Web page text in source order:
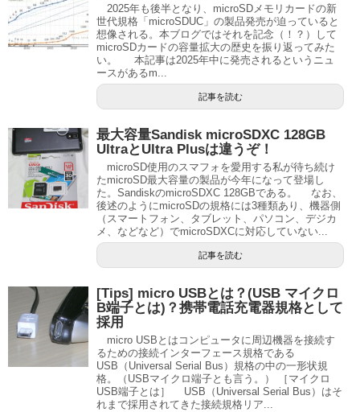
2025年も後半となり、microSDメモリカードの新
世代規格「microSDUC」の製品発売が迫っていると
想像される。本ブログではそれを記念（！？）して
microSDカードの容量拡大の歴史を振り返ってみた
い。 本記事は2025年中に発売されるというニュ
ースがあるm...
記事を読む
最大容量Sandisk microSDXC 128GB
UltraとUltra Plusは違うぞ！
microSD使用のスマフォを愛用する私が待ち続け
たmicroSD最大容量の製品が今年になって登場し
た。SandiskのmicroSDXC 128GBである。 なお、
後述のようにmicroSDの規格には3種類あり、機器側
（スマートフォン、タブレット、パソコン、デジカ
メ、などなど）でmicroSDXCに対応していない...
記事を読む
[Tips] micro USBとは？(USB マイクロ
B端子とは)？携帯電話充電器規格として
採用
micro USBとはコンピュータに周辺機器を接続す
るための接続インターフェース規格である
USB（Universal Serial Bus）規格の中の一形状規
格。（USBマイクロ端子とも言う。） ［マイクロ
USB端子とは］ USB（Universal Serial Bus）はそ
れまで採用されてきた接続規格リア...